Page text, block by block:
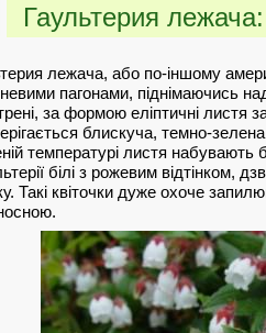
Гаультерия лежача:
лежача, або по-іншому
пагонами, піднімаючись
за формою еліптичні листя
блискуча, темно-
температурі листя набувають
білі з рожевим відтінком,
Такі квіточки дуже охоче